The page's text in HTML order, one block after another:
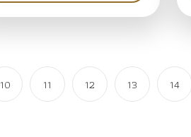
10 11 12 13 14